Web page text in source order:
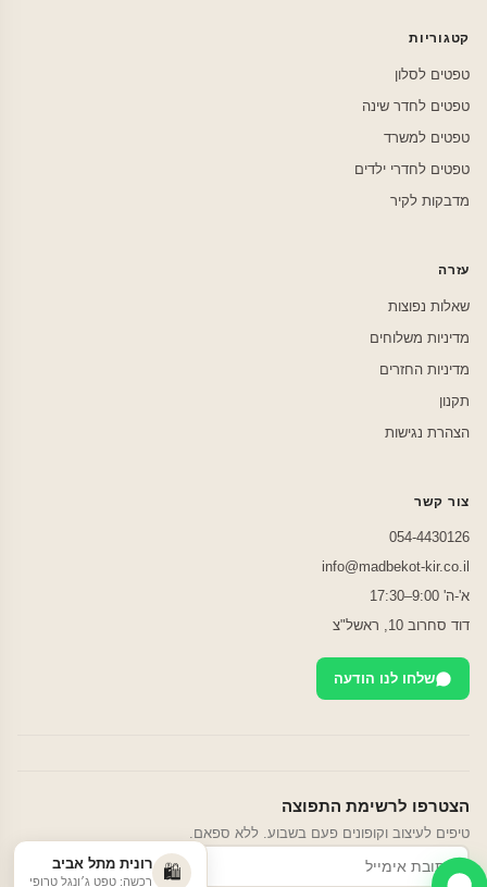
קטגוריות
טפטים לסלון
טפטים לחדר שינה
טפטים למשרד
טפטים לחדרי ילדים
מדבקות לקיר
עזרה
שאלות נפוצות
מדיניות משלוחים
מדיניות החזרים
תקנון
הצהרת נגישות
צור קשר
054-4430126
info@madbekot-kir.co.il
א'-ה' 9:00–17:30
דוד סחרוב 10, ראשל"צ
שלחו לנו הודעה
הצטרפו לרשימת התפוצה
טיפים לעיצוב וקופונים פעם בשבוע. ללא ספאם.
הרשמה 🛍️ רונית מתל אביב
רכשה: טפט ג׳ונגל טרופי